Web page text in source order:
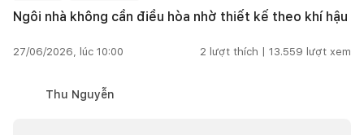
Ngôi nhà không cần điều hòa nhờ thiết kế theo khí hậu
27/06/2026, lúc 10:00 2 lượt thích | 13.559 lượt xem
Thu Nguyễn